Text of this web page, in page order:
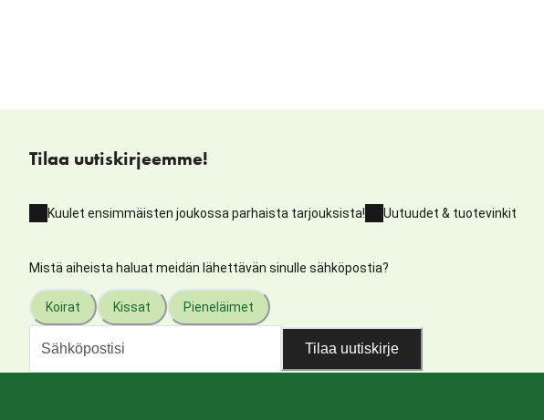
Tilaa uutiskirjeemme!
Kuulet ensimmäisten joukossa parhaista tarjouksista! Uutuudet & tuotevinkit
Mistä aiheista haluat meidän lähettävän sinulle sähköpostia?
Koirat Kissat Pieneläimet
Tilaa uutiskirje